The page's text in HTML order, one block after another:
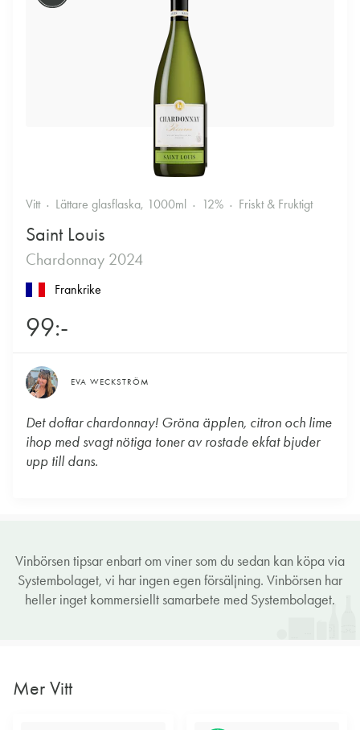
Vitt Lättare glasflaska, 1000ml 12% Friskt & Fruktigt
Saint Louis
Chardonnay 2024
Frankrike
99:-
EVA WECKSTRÖM
Det doftar chardonnay! Gröna äpplen, citron och lime
ihop med svagt nötiga toner av rostade ekfat bjuder
upp till dans.
Vinbörsen tipsar enbart om viner som du sedan kan köpa via
Systembolaget, vi har ingen egen försäljning. Vinbörsen har
heller inget kommersiellt samarbete med Systembolaget.
Mer Vitt